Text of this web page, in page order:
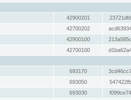
42900201
42700202
42900100
42700100
693170
693050
693030